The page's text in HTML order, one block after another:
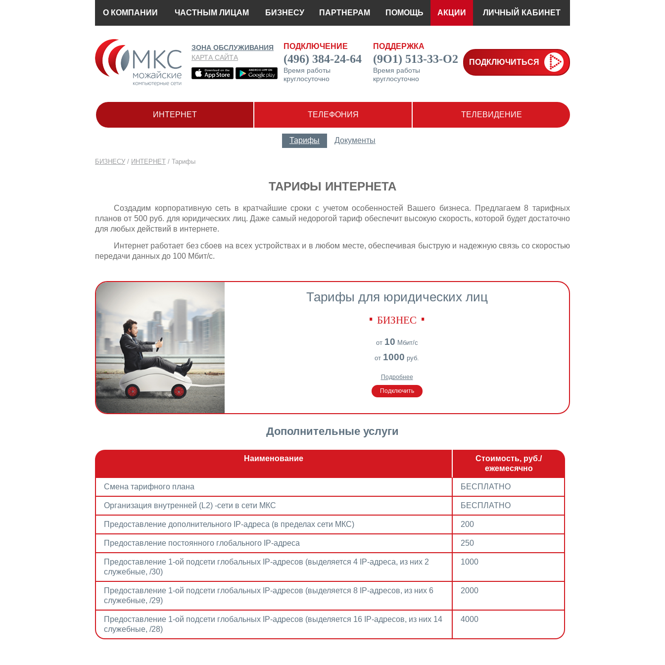
О КОМПАНИИ ЧАСТНЫМ ЛИЦАМ БИЗНЕСУ ПАРТНЕРАМ ПОМОЩЬ АКЦИИ ЛИЧНЫЙ КАБИНЕТ
ЗОНА ОБСЛУЖИВАНИЯ
КАРТА САЙТА
ПОДКЛЮЧЕНИЕ
(496) 384-24-64
Время работы
круглосуточно
ПОДДЕРЖКА
(9О1) 513-33-О2
Время работы
круглосуточно
ПОДКЛЮЧИТЬСЯ
ИНТЕРНЕТ ТЕЛЕФОНИЯ ТЕЛЕВИДЕНИЕ
Тарифы Документы
БИЗНЕСУ / ИНТЕРНЕТ / Тарифы
ТАРИФЫ ИНТЕРНЕТА
Создадим корпоративную сеть в кратчайшие сроки с учетом особенностей Вашего бизнеса. Предлагаем 8 тарифных
планов от 500 руб. для юридических лиц. Даже самый недорогой тариф обеспечит высокую скорость, которой будет достаточно
для любых действий в интернете.
Интернет работает без сбоев на всех устройствах и в любом месте, обеспечивая быструю и надежную связь со скоростью
передачи данных до 100 Мбит/с.
Тарифы для юридических лиц
БИЗНЕС
от 10 Мбит/с
от 1000 руб.
Подробнее
Подключить
Дополнительные услуги
Наименование
Стоимость, руб./
ежемесячно
Смена тарифного плана БЕСПЛАТНО
Организация внутренней (L2) -сети в сети МКС БЕСПЛАТНО
Предоставление дополнительного IP-адреса (в пределах сети МКС) 200
Предоставление постоянного глобального IP-адреса 250
Предоставление 1-ой подсети глобальных IP-адресов (выделяется 4 IP-адреса, из них 2
служебные, /30)
1000
Предоставление 1-ой подсети глобальных IP-адресов (выделяется 8 IP-адресов, из них 6
служебные, /29)
2000
Предоставление 1-ой подсети глобальных IP-адресов (выделяется 16 IP-адресов, из них 14
служебные, /28)
4000